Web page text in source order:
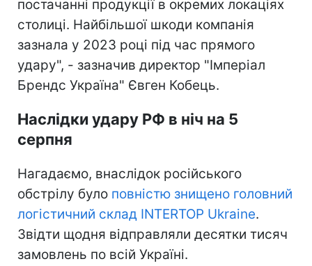
постачанні продукції в окремих локаціях
столиці. Найбільшої шкоди компанія
зазнала у 2023 році під час прямого
удару", - зазначив директор "Імперіал
Брендс Україна" Євген Кобець.
Наслідки удару РФ в ніч на 5
серпня
Нагадаємо, внаслідок російського
обстрілу було повністю знищено головний
логістичний склад INTERTOP Ukraine.
Звідти щодня відправляли десятки тисяч
замовлень по всій Україні.